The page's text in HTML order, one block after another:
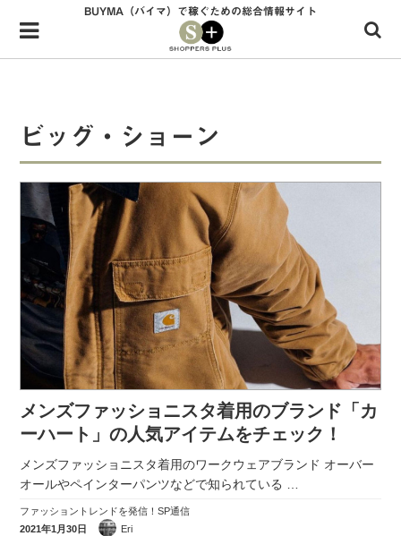
Menu
HOME
34歳独身OLバイマ実践記
ファッショントレンドを発信！SP通信
BUYMAで人気のブランド
BUYMAの売れ筋商品
バイマの疑問に現役パーソナルショッパーが答えてみた
バイマ活動の疑問に売れっ子現役バイヤーが答えてみた
実録！海外ショップで買ってみた！
パーソナルショッパー指南書
BUYMA（バイマ）で稼ぐための総合情報サイト
ビッグ・ショーン
メンズファッショニスタ着用のブランド「カ
ーハート」の人気アイテムをチェック！
メンズファッショニスタ着用のワークウェアブランド オーバー
オールやペインターパンツなどで知られている …
ファッショントレンドを発信！SP通信
2021年1月30日
Eri